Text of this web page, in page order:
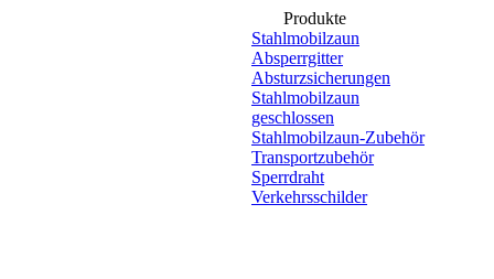
Produkte
Stahlmobilzaun
Absperrgitter
Absturzsicherungen
Stahlmobilzaun
geschlossen
Stahlmobilzaun-Zubehör
Transportzubehör
Sperrdraht
Verkehrsschilder